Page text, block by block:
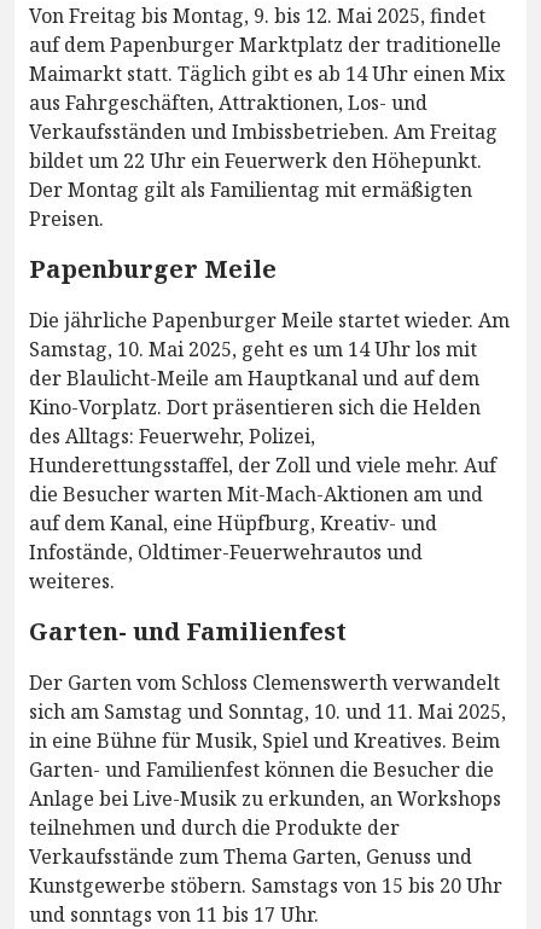
Von Freitag bis Montag, 9. bis 12. Mai 2025, findet
auf dem Papenburger Marktplatz der traditionelle
Maimarkt statt. Täglich gibt es ab 14 Uhr einen Mix
aus Fahrgeschäften, Attraktionen, Los- und
Verkaufsständen und Imbissbetrieben. Am Freitag
bildet um 22 Uhr ein Feuerwerk den Höhepunkt.
Der Montag gilt als Familientag mit ermäßigten
Preisen.
Papenburger Meile
Die jährliche Papenburger Meile startet wieder. Am
Samstag, 10. Mai 2025, geht es um 14 Uhr los mit
der Blaulicht-Meile am Hauptkanal und auf dem
Kino-Vorplatz. Dort präsentieren sich die Helden
des Alltags: Feuerwehr, Polizei,
Hunderettungsstaffel, der Zoll und viele mehr. Auf
die Besucher warten Mit-Mach-Aktionen am und
auf dem Kanal, eine Hüpfburg, Kreativ- und
Infostände, Oldtimer-Feuerwehrautos und
weiteres.
Garten- und Familienfest
Der Garten vom Schloss Clemenswerth verwandelt
sich am Samstag und Sonntag, 10. und 11. Mai 2025,
in eine Bühne für Musik, Spiel und Kreatives. Beim
Garten- und Familienfest können die Besucher die
Anlage bei Live-Musik zu erkunden, an Workshops
teilnehmen und durch die Produkte der
Verkaufsstände zum Thema Garten, Genuss und
Kunstgewerbe stöbern. Samstags von 15 bis 20 Uhr
und sonntags von 11 bis 17 Uhr.